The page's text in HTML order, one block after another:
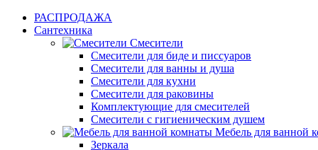
РАСПРОДАЖА
Сантехника
Смесители
Смесители для биде и писсуаров
Смесители для ванны и душа
Смесители для кухни
Смесители для раковины
Комплектующие для смесителей
Смесители с гигиеническим душем
Мебель для ванной
Зеркала